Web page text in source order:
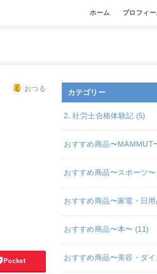
ホーム プロフィ
おつる
Pocket
カテゴリー
2. 社労士合格体験記 (5)
おすすめ商品〜MAMMUT
おすすめ商品〜スポーツ〜
おすすめ商品〜家電・日用
おすすめ商品〜本〜 (11)
おすすめ商品〜美容・ダ